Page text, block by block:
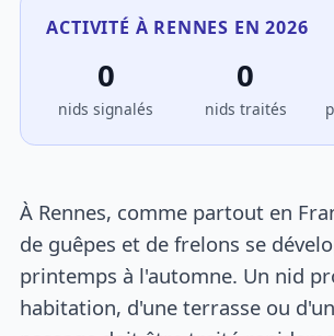
ACTIVITÉ À RENNES EN 2026
0
nids signalés
0
nids traités
À Rennes, comme partout en
de guêpes et de frelons se
printemps à l'automne. Un nid
habitation, d'une terrasse ou